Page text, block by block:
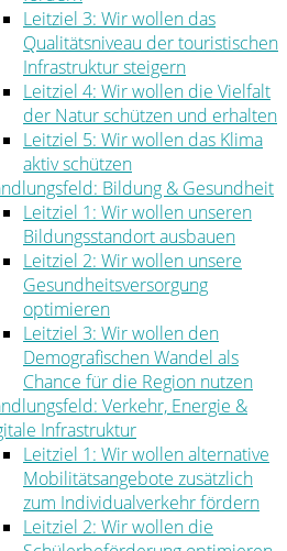
Leitziel 3: Wir wollen das
Qualitätsniveau der touristischen
Infrastruktur steigern
Leitziel 4: Wir wollen die Vielfalt
der Natur schützen und erhalten
Leitziel 5: Wir wollen das Klima
aktiv schützen
Bildung & Gesundheit
Leitziel 1: Wir wollen unseren
Bildungsstandort ausbauen
Leitziel 2: Wir wollen unsere
Gesundheitsversorgung
optimieren
Leitziel 3: Wir wollen den
Demografischen Wandel als
Chance für die Region nutzen
Verkehr, Energie &
Infrastruktur
Leitziel 1: Wir wollen alternative
Mobilitätsangebote zusätzlich
zum Individualverkehr fördern
Leitziel 2: Wir wollen die